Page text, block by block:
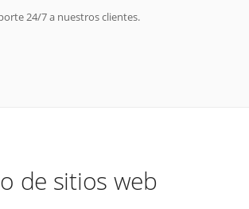
24/7 a nuestros clientes.
de sitios web